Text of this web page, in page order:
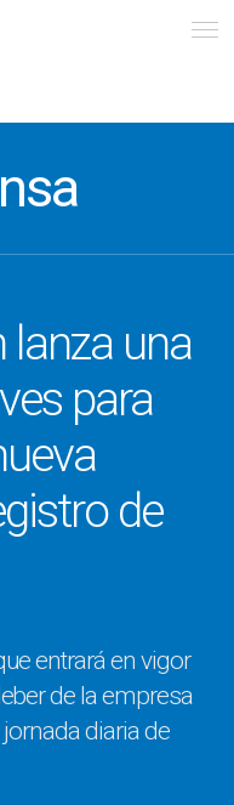
una
para
de
entrará en vigor
de la empresa
diaria de